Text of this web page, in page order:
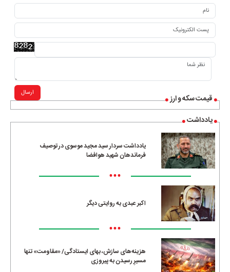
قیمت سکه و ارز
یادداشت
یادداشت سردار سید مجید موسوی در توصیف
فرماندهان شهید هوافضا
•••
اکبر عبدی به روایتی دیگر
•••
هزینه‌های سازش، بهای ایستادگی/ «مقاومت» تنها
مسیرِ رسیدن به پیروزی
ارسال